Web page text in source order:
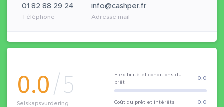
01 82 88 29 24
Téléphone
info@cashper.fr
Adresse mail
0.0/5
Selskapsvurdering
Flexibilité et conditions du
prêt
0.0
Coût du prêt et intérêts 0.0